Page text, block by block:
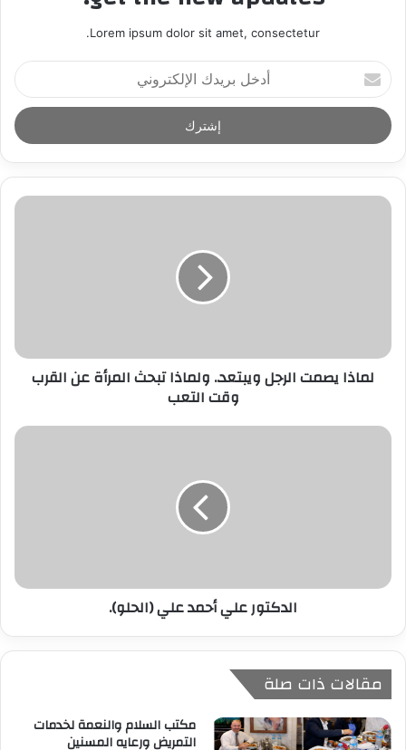
Lorem ipsum dolor sit amet, consectetur.
أ
د
خ
ل
ر
د
ر
لماذا يصمت الرجل ويبتعد.. ولماذا تبحث المرأة عن القرب
وقت التعب
الدكتور علي أحمد علي (الحلو).
مقالات ذات صلة
مكتب السلام والنعمة لخدمات
التمريض ورعايه المسنين